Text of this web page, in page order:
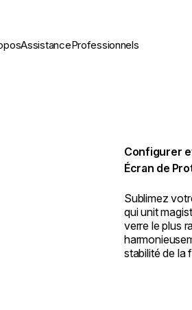
AssistanceProfessionnels
Configurer
Écran de
Sublimez
qui unit
verre le plus
stabilité de la